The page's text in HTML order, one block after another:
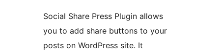
Social Share Press Plugin allows
you to add share buttons to your
posts on WordPress site. It